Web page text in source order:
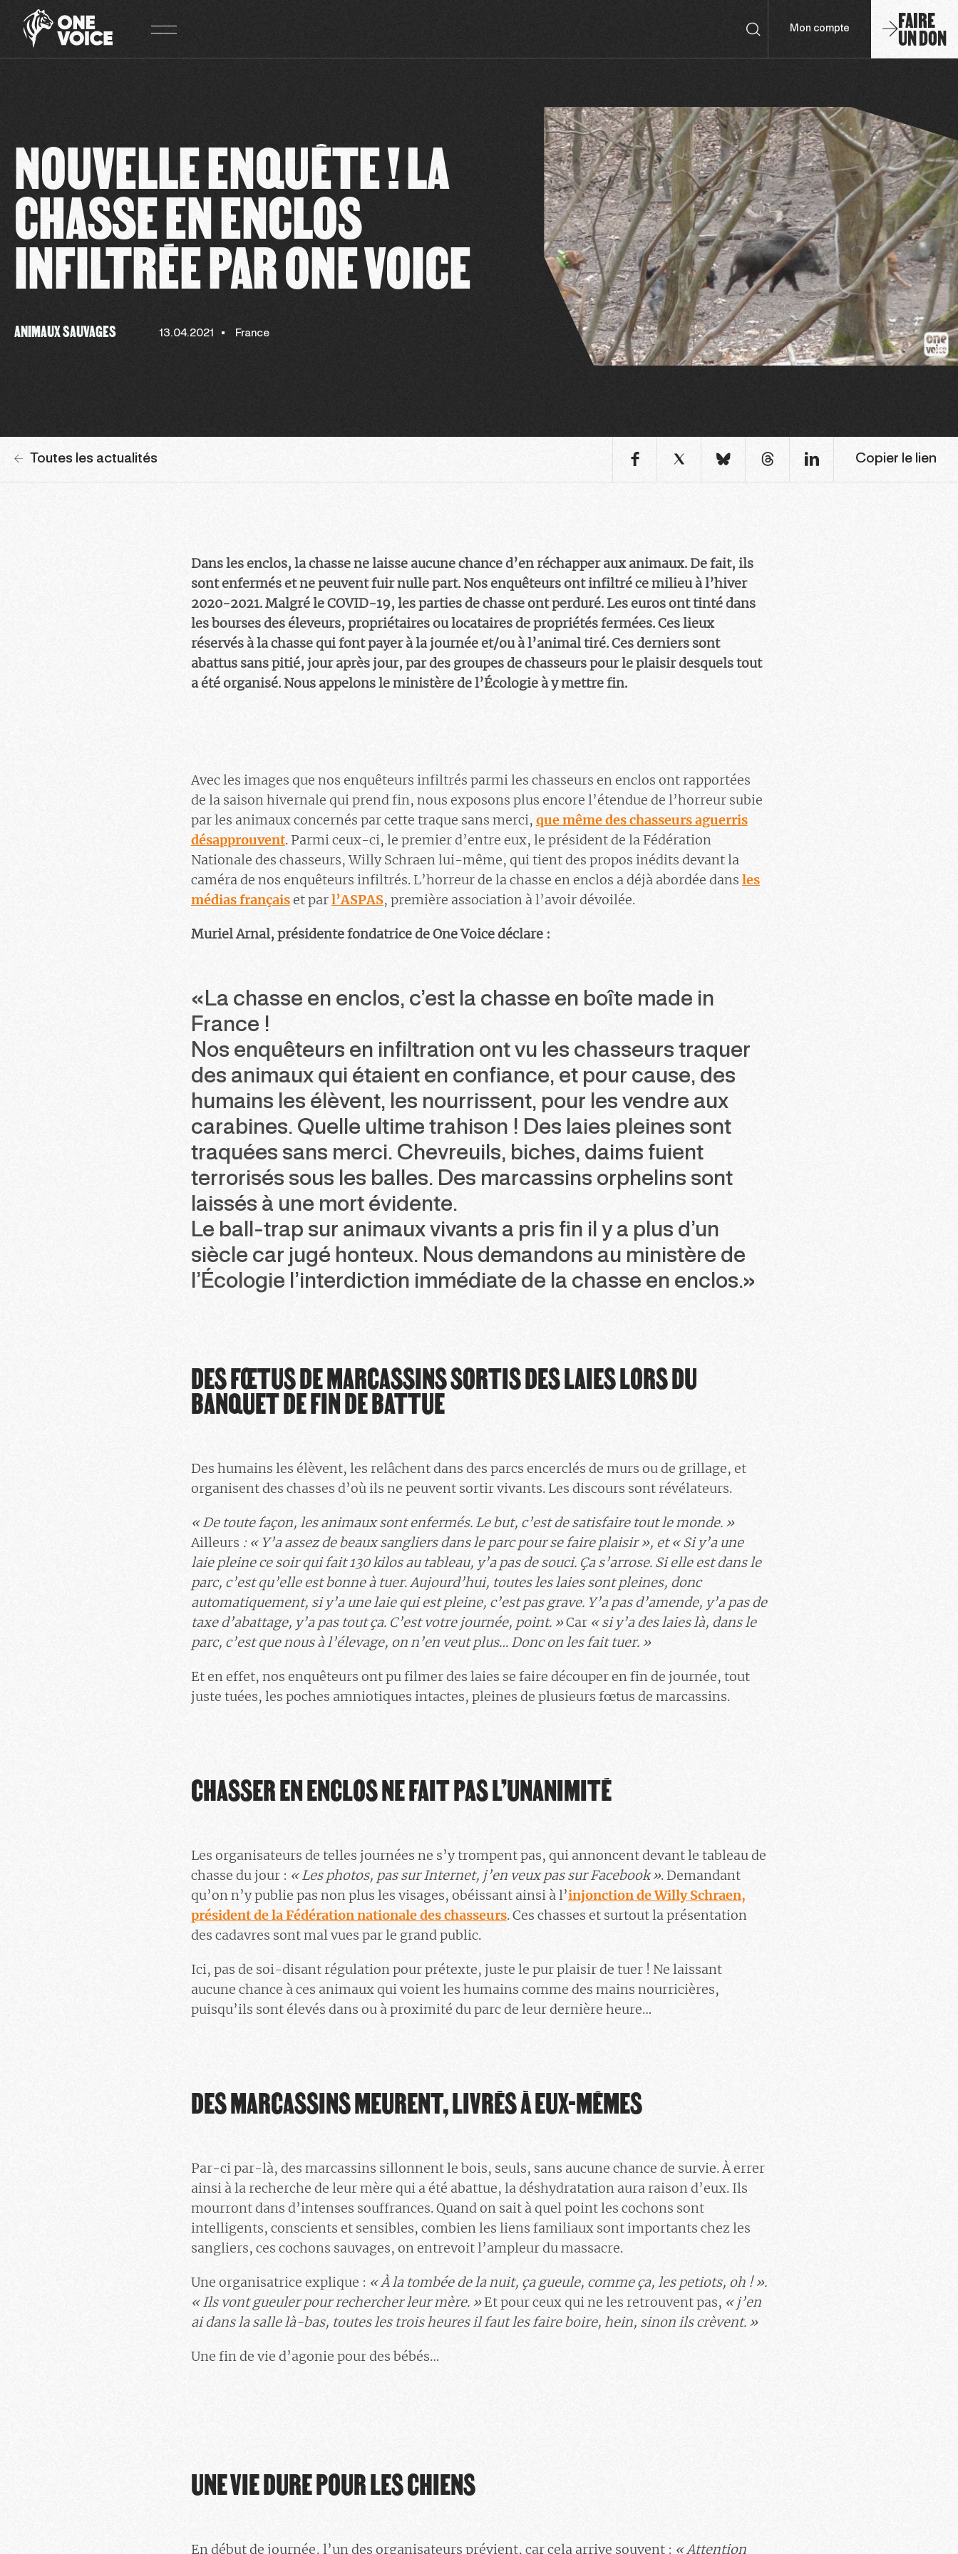
Mon compte FAIRE
UN DON
NOUVELLE ENQUÊTE ! LA
CHASSE EN ENCLOS
INFILTRÉE PAR ONE VOICE
ANIMAUX SAUVAGES 13.04.2021 France
Toutes les actualités Copier le lien
Dans les enclos, la chasse ne laisse aucune chance d’en réchapper aux animaux. De fait, ils
sont enfermés et ne peuvent fuir nulle part. Nos enquêteurs ont infiltré ce milieu à l’hiver
2020-2021. Malgré le COVID-19, les parties de chasse ont perduré. Les euros ont tinté dans
les bourses des éleveurs, propriétaires ou locataires de propriétés fermées. Ces lieux
réservés à la chasse qui font payer à la journée et/ou à l’animal tiré. Ces derniers sont
abattus sans pitié, jour après jour, par des groupes de chasseurs pour le plaisir desquels tout
a été organisé. Nous appelons le ministère de l’Écologie à y mettre fin.
Avec les images que nos enquêteurs infiltrés parmi les chasseurs en enclos ont rapportées
de la saison hivernale qui prend fin, nous exposons plus encore l’étendue de l’horreur subie
par les animaux concernés par cette traque sans merci, que même des chasseurs aguerris
désapprouvent. Parmi ceux-ci, le premier d’entre eux, le président de la Fédération
Nationale des chasseurs, Willy Schraen lui-même, qui tient des propos inédits devant la
caméra de nos enquêteurs infiltrés. L’horreur de la chasse en enclos a déjà abordée dans les
médias françaiset parl’ASPAS, première association à l’avoir dévoilée.
Muriel Arnal, présidente fondatrice de One Voice déclare :
«La chasse en enclos, c’est la chasse en boîte made in
France !
Nos enquêteurs en infiltration ont vu les chasseurs traquer
des animaux qui étaient en confiance, et pour cause, des
humains les élèvent, les nourrissent, pour les vendre aux
carabines. Quelle ultime trahison ! Des laies pleines sont
traquées sans merci. Chevreuils, biches, daims fuient
terrorisés sous les balles. Des marcassins orphelins sont
laissés à une mort évidente.
Le ball-trap sur animaux vivants a pris fin il y a plus d’un
siècle car jugé honteux. Nous demandons au ministère de
l’Écologie l’interdiction immédiate de la chasse en enclos.»
DES FŒTUS DE MARCASSINS SORTIS DES LAIES LORS DU
BANQUET DE FIN DE BATTUE
Des humains les élèvent, les relâchent dans des parcs encerclés de murs ou de grillage, et
organisent des chasses d’où ils ne peuvent sortir vivants. Les discours sont révélateurs.
« De toute façon, les animaux sont enfermés. Le but, c’est de satisfaire tout le monde. »
Ailleurs : « Y’a assez de beaux sangliers dans le parc pour se faire plaisir », et « Si y’a une
laie pleine ce soir qui fait 130 kilos au tableau, y’a pas de souci. Ça s’arrose. Si elle est dans le
parc, c’est qu’elle est bonne à tuer. Aujourd’hui, toutes les laies sont pleines, donc
automatiquement, si y’a une laie qui est pleine, c’est pas grave. Y’a pas d’amende, y’a pas de
taxe d’abattage, y’a pas tout ça. C’est votre journée, point. »Car « si y’a des laies là, dans le
parc, c’est que nous à l’élevage, on n’en veut plus… Donc on les fait tuer. »
Et en effet, nos enquêteurs ont pu filmer des laies se faire découper en fin de journée, tout
juste tuées, les poches amniotiques intactes, pleines de plusieurs fœtus de marcassins.
CHASSER EN ENCLOS NE FAIT PAS L’UNANIMITÉ
Les organisateurs de telles journées ne s’y trompent pas, qui annoncent devant le tableau de
chasse du jour : « Les photos, pas sur Internet, j’en veux pas sur Facebook ». Demandant
qu’on n’y publie pas non plus les visages, obéissant ainsi à l’injonction de Willy Schraen,
président de la Fédération nationale des chasseurs. Ces chasses et surtout la présentation
des cadavres sont mal vues par le grand public.
Ici, pas de soi-disant régulation pour prétexte, juste le pur plaisir de tuer ! Ne laissant
aucune chance à ces animaux qui voient les humains comme des mains nourricières,
puisqu’ils sont élevés dans ou à proximité du parc de leur dernière heure…
DES MARCASSINS MEURENT, LIVRÉS À EUX-MÊMES
Par-ci par-là, des marcassins sillonnent le bois, seuls, sans aucune chance de survie. À errer
ainsi à la recherche de leur mère qui a été abattue, la déshydratation aura raison d’eux. Ils
mourront dans d’intenses souffrances. Quand on sait à quel point les cochons sont
intelligents, conscients et sensibles, combien les liens familiaux sont importants chez les
sangliers, ces cochons sauvages, on entrevoit l’ampleur du massacre.
Une organisatrice explique : « À la tombée de la nuit, ça gueule, comme ça, les petiots, oh ! ».
« Ils vont gueuler pour rechercher leur mère. »Et pour ceux qui ne les retrouvent pas, « j’en
ai dans la salle là-bas, toutes les trois heures il faut les faire boire, hein, sinon ils crèvent. »
Une fin de vie d’agonie pour des bébés…
UNE VIE DURE POUR LES CHIENS
En début de journée, l’un des organisateurs prévient, car cela arrive souvent : « Attention